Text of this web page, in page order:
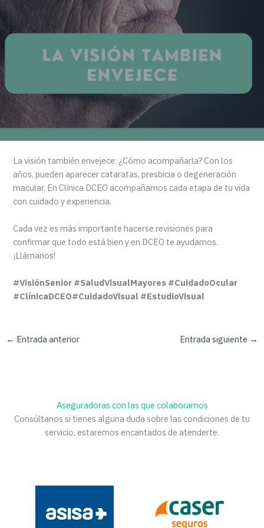
La visión también envejece: ¿Cómo acompañarla? Con los
años, pueden aparecer cataratas, presbicia o degeneración
macular. En Clínica DCEO acompañamos cada etapa de tu vida
con cuidado y experiencia.
Cada vez es más importante hacerse revisiones para
confirmar que todo está bien y en DCEO te ayudamos.
¡Llámanos!
#VisiónSenior #SaludVisualMayores #CuidadoOcular
#ClínicaDCEO#CuidadoVisual #EstudioVisual
← Entrada anterior Entrada siguiente →
Aseguradoras con las que colaboramos
Consúltanos si tienes alguna duda sobre las condiciones de tu
servicio, estaremos encantados de atenderte.